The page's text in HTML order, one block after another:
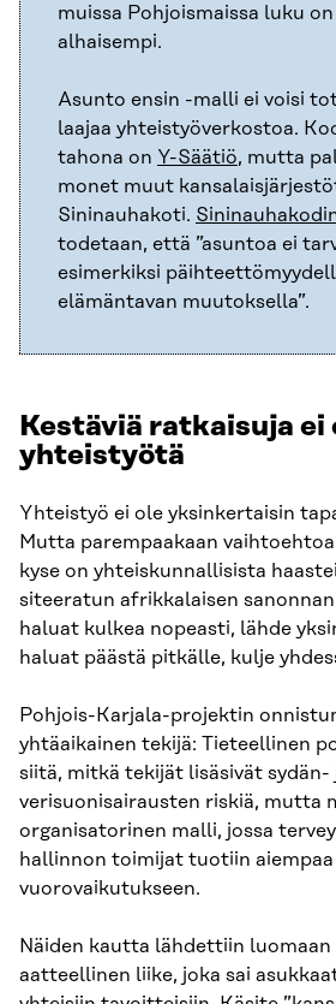
muissa Pohjoismaissa luku
alhaisempi.
Asunto ensin -malli ei voisi
laajaa yhteistyöverkostoa.
tahona on Y-Säätiö, mutta
monet muut
Sininauhakoti.
todetaan, että ”asuntoa ei
esimerkiksi
elämäntavan muutoksella”.
Kestäviä ratkaisuja ei
yhteistyötä
Yhteistyö ei ole yksinkertaisin
Mutta parempaakaan
kyse on yhteiskunnallisista
siteeratun afrikkalaisen
haluat kulkea nopeasti, lähde
haluat päästä pitkälle, kulje
Pohjois-Karjala-projektin
yhtäaikainen tekijä: Tieteellinen
siitä, mitkä tekijät lisäsivät sydän-
verisuonisairausten riskiä, mutta
organisatorinen malli, jossa
hallinnon toimijat tuotiin
vuorovaikutukseen.
Näiden kautta lähdettiin luomaan
aatteellinen liike, joka sai